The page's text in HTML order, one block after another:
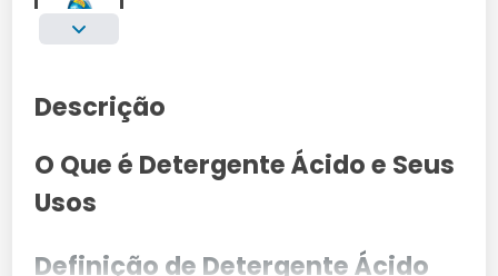
Descrição
O Que é Detergente Ácido e Seus
Usos
Definição de Detergente Ácido